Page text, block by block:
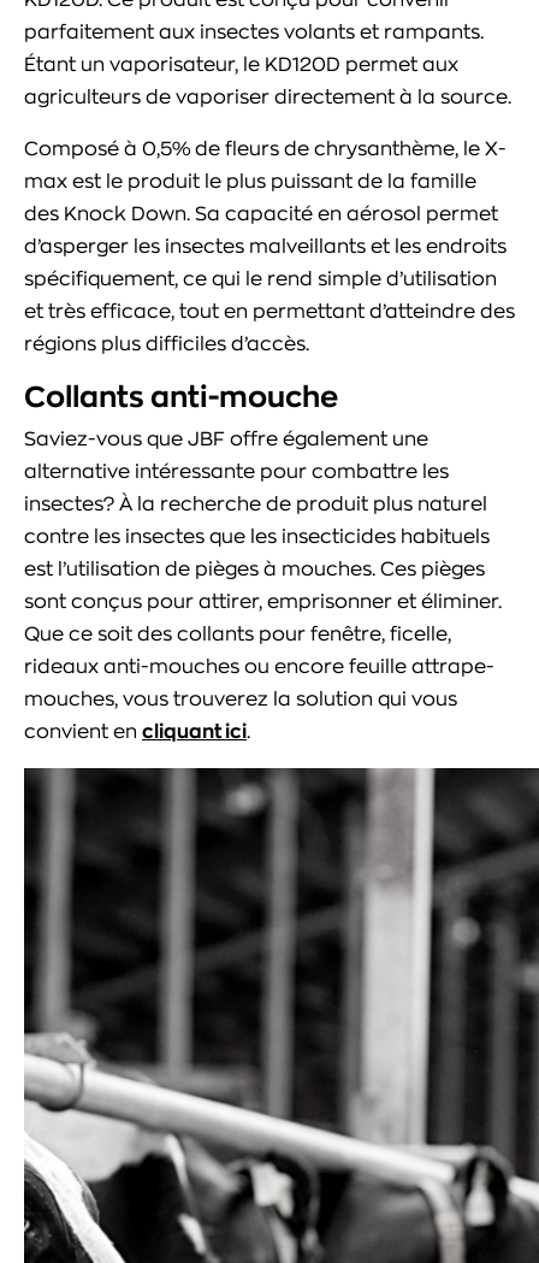
parfaitement aux insectes volants et rampants.
Étant un vaporisateur, le KD120D permet aux
agriculteurs de vaporiser directement à la source.
Composé à 0,5% de fleurs de chrysanthème, le X-
max est le produit le plus puissant de la famille
des Knock Down. Sa capacité en aérosol permet
d’asperger les insectes malveillants et les endroits
spécifiquement, ce qui le rend simple d’utilisation
et très efficace, tout en permettant d’atteindre des
régions plus difficiles d’accès.
Collants anti-mouche
Saviez-vous que JBF offre également une
alternative intéressante pour combattre les
insectes? À la recherche de produit plus naturel
contre les insectes que les insecticides habituels
est l’utilisation de pièges à mouches. Ces pièges
sont conçus pour attirer, emprisonner et éliminer.
Que ce soit des collants pour fenêtre, ficelle,
rideaux anti-mouches ou encore feuille attrape-
mouches, vous trouverez la solution qui vous
convient en cliquant ici.